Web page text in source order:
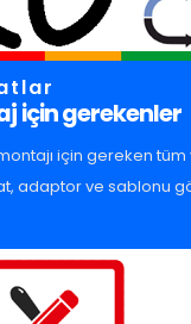
için gerekenler
için gereken tüm
adaptor ve sablonu